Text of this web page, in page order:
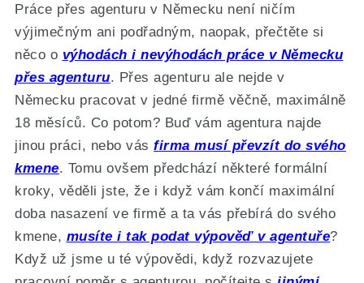
Práce přes agenturu v Německu není ničím
výjimečným ani podřadným, naopak, přečtěte si
něco o výhodách i nevýhodách práce v Německu
přes agenturu. Přes agenturu ale nejde v
Německu pracovat v jedné firmě věčně, maximálně
18 měsíců. Co potom? Buď vám agentura najde
jinou práci, nebo vásfirma musí převzít do svého
kmene. Tomu ovšem předchází některé formální
kroky, věděli jste, že i když vám končí maximální
doba nasazení ve firmě a ta vás přebírá do svého
kmene, musíte i tak podat výpověď v agentuře?
Když už jsme u té výpovědi, když rozvazujete